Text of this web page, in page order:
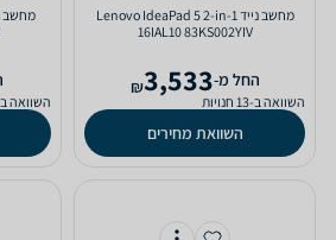
מחשב נייד Lenovo IdeaPad 5 2-in-1
16IAL10 83KS002YIV
‫החל מ-3,533
₪
השוואה ב-13 חנויות
השוואת מחירים
השוואה ב-11